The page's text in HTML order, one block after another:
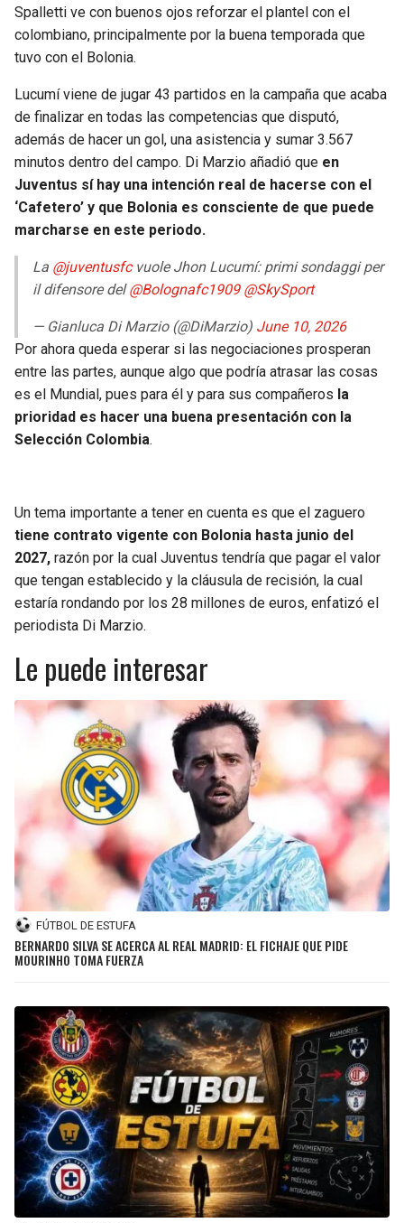
Spalletti ve con buenos ojos reforzar el plantel con el
colombiano, principalmente por la buena temporada que
tuvo con el Bolonia.
Lucumí viene de jugar 43 partidos en la campaña que acaba
de finalizar en todas las competencias que disputó,
además de hacer un gol, una asistencia y sumar 3.567
minutos dentro del campo. Di Marzio añadió que en
Juventus sí hay una intención real de hacerse con el
‘Cafetero’ y que Bolonia es consciente de que puede
marcharse en este periodo.
La @juventusfcvuole Jhon Lucumí: primi sondaggi per
il difensore del@Bolognafc1909 @SkySport
— Gianluca Di Marzio (@DiMarzio) June 10, 2026
Por ahora queda esperar si las negociaciones prosperan
entre las partes, aunque algo que podría atrasar las cosas
es el Mundial, pues para él y para sus compañeros la
prioridad es hacer una buena presentación con la
Selección Colombia.
Un tema importante a tener en cuenta es que el zaguero
tiene contrato vigente con Bolonia hasta junio del
2027, razón por la cual Juventus tendría que pagar el valor
que tengan establecido y la cláusula de recisión, la cual
estaría rondando por los 28 millones de euros, enfatizó el
periodista Di Marzio.
Le puede interesar
FÚTBOL DE ESTUFA
BERNARDO SILVA SE ACERCA AL REAL MADRID: EL FICHAJE QUE PIDE
MOURINHO TOMA FUERZA